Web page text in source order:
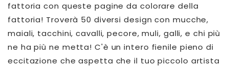
fattoria con queste pagine da colorare della
fattoria! Troverà 50 diversi design con mucche,
maiali, tacchini, cavalli, pecore, muli, galli, e chi più
ne ha più ne metta! C'è un intero fienile pieno di
eccitazione che aspetta che il tuo piccolo artista